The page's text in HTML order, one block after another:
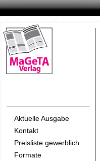
Aktuelle Ausgabe
Kontakt
Preisliste gewerblich
Formate